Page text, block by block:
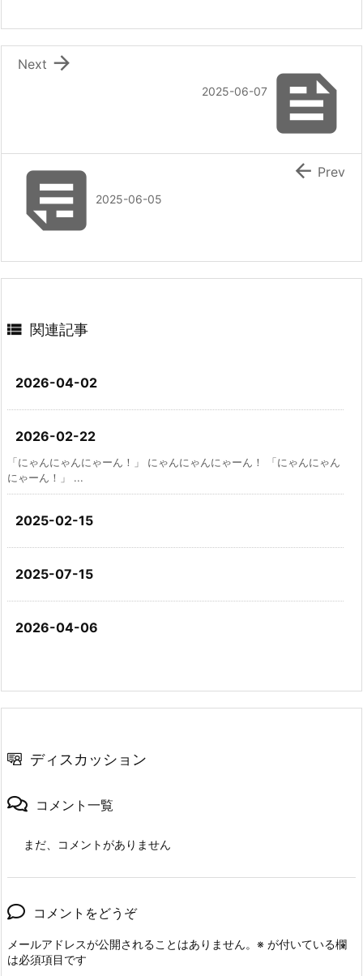

2025-06-07

Next
2025-06-05
 Prev
 関連記事
2026-04-02
2026-02-22
「にゃんにゃんにゃーん！」 にゃんにゃんにゃーん！ 「にゃんにゃん
にゃーん！」 ...
2025-02-15
2025-07-15
2026-04-06
ディスカッション
コメント一覧
まだ、コメントがありません
コメントをどうぞ
メールアドレスが公開されることはありません。 ※ が付いている欄
は必須項目です